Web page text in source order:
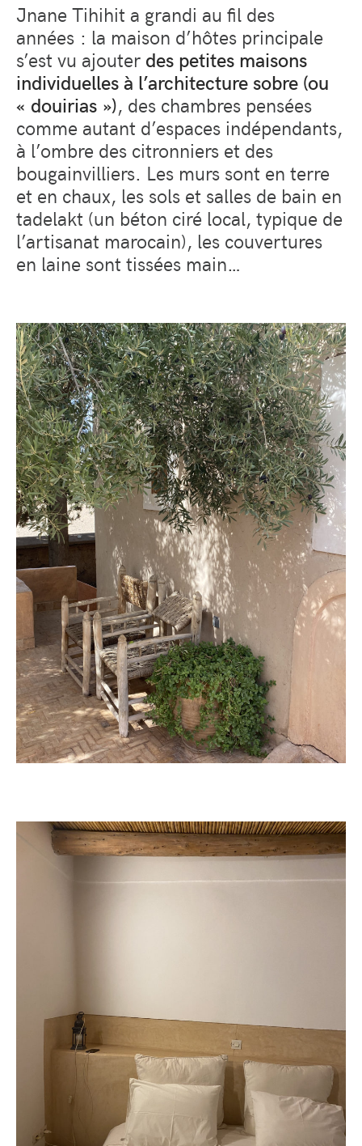
Jnane Tihihit a grandi au fil des
années : la maison d’hôtes principale
s’est vu ajouter des petites maisons
individuelles à l’architecture sobre (ou
« douirias »), des chambres pensées
comme autant d’espaces indépendants,
à l’ombre des citronniers et des
bougainvilliers. Les murs sont en terre
et en chaux, les sols et salles de bain en
tadelakt (un béton ciré local, typique de
l’artisanat marocain), les couvertures
en laine sont tissées main…